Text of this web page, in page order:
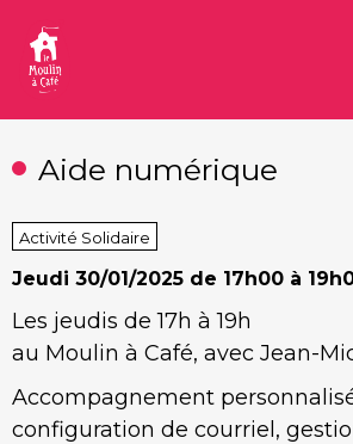
contenu
Aide numérique
Activité Solidaire
Jeudi 30/01/2025 de 17h00 à
Les jeudis de 17h à 19h
au Moulin à Café, avec Jean-
Accompagnement
configuration de courriel,